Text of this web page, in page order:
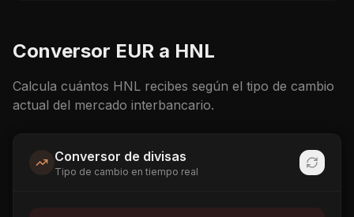
Conversor EUR a HNL
Calcula cuántos HNL recibes según el tipo de cambio
actual del mercado interbancario.
Conversor de divisas
Tipo de cambio en tiempo real